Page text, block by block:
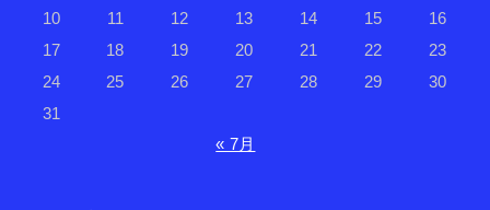
10
11 12 13 14 15
16
17
18 19 20 21 22
23
24
25 26 27 28 29
30
31
« 7月